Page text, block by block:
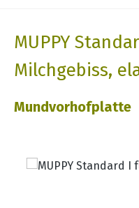
MUPPY
Milchgebiss,
Mundvorhofplatte
Bildergalerie